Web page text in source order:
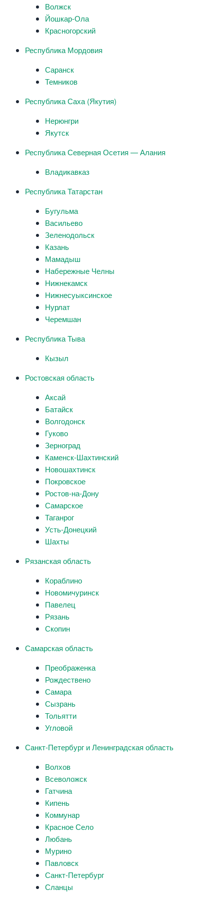
Волжск
Йошкар-Ола
Красногорский
Республика Мордовия
Саранск
Темников
Республика Саха (Якутия)
Нерюнгри
Якутск
Республика Северная Осетия — Алания
Владикавказ
Республика Татарстан
Бугульма
Васильево
Зеленодольск
Казань
Мамадыш
Набережные Челны
Нижнекамск
Нижнесуыксинское
Нурлат
Черемшан
Республика Тыва
Кызыл
Ростовская область
Аксай
Батайск
Волгодонск
Гуково
Зерноград
Каменск-Шахтинский
Новошахтинск
Покровское
Ростов-на-Дону
Самарское
Таганрог
Усть-Донецкий
Шахты
Рязанская область
Кораблино
Новомичуринск
Павелец
Рязань
Скопин
Самарская область
Преображенка
Рождествено
Самара
Сызрань
Тольятти
Угловой
Санкт-Петербург и Ленинградская область
Волхов
Всеволожск
Гатчина
Кипень
Коммунар
Красное Село
Любань
Мурино
Павловск
Санкт-Петербург
Сланцы